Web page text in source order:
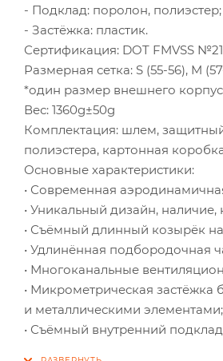
- Подклад: поролон, полиэстер;
- Застёжка: пластик.
Сертификация: DOT FMVSS
Размерная сетка: S (55-56), M
*один размер внешнего
Вес: 1360g±50g
Комплектация: шлем,
полиэстера, картонная
Основные характеристики:
• Современная
• Уникальный дизайн,
• Съёмный длинный козырёк
• Удлинённая подбородочная
• Многоканальные
• Микрометрическая
и металлическими элементами;
• Съёмный внутренний